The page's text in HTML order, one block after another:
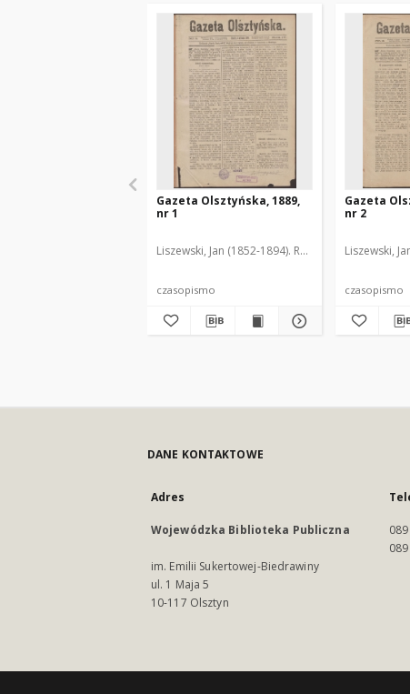
Gazeta Olsztyńska, 1889,
nr 1
Liszewski, Jan (1852-1894). Red.
czasopismo
Gazeta
nr 2
Liszewski,
czasopismo
DANE KONTAKTOWE
Adres
Wojewódzka Biblioteka Publiczna
im. Emilii Sukertowej-Biedrawiny
ul. 1 Maja 5
10-117 Olsztyn